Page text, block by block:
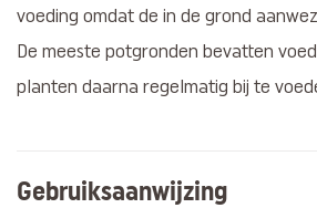
voeding omdat de in de grond
De meeste potgronden bevatten
planten daarna regelmatig bij te
Gebruiksaanwijzing